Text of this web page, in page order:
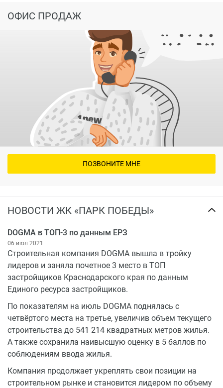
НОВОСТИ ЖК «ПАРК ПОБЕДЫ»
DOGMA в ТОП-3 по данным ЕРЗ
06 июл 2021
Строительная компания DOGMA вышла в тройку
лидеров и заняла почетное 3 место в ТОП
застройщиков Краснодарского края по данным
Единого ресурса застройщиков.
По показателям на июль DOGMA поднялась с
четвёртого места на третье, увеличив объем текущего
строительства до 541 214 квадратных метров жилья.
А также сохранила наивысшую оценку в 5 баллов по
соблюдениям ввода жилья.
Компания продолжает укреплять свои позиции на
строительном рынке и становится лидером по объему
ОФИС ПРОДАЖ
ПОЗВОНИТЕ МНЕ